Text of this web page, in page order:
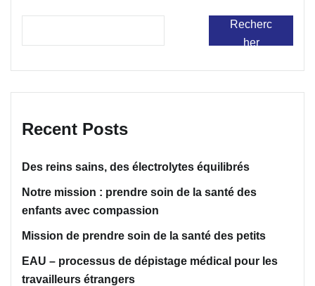
Recherc
her
Recent Posts
Des reins sains, des électrolytes équilibrés
Notre mission : prendre soin de la santé des
enfants avec compassion
Mission de prendre soin de la santé des petits
EAU – processus de dépistage médical pour les
travailleurs étrangers